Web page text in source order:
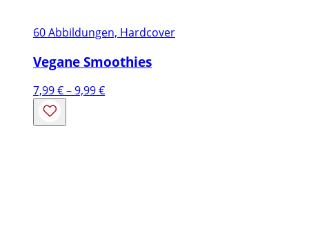
60 Abbildungen, Hardcover
Vegane Smoothies
7,99€–9,99€Preisspanne: